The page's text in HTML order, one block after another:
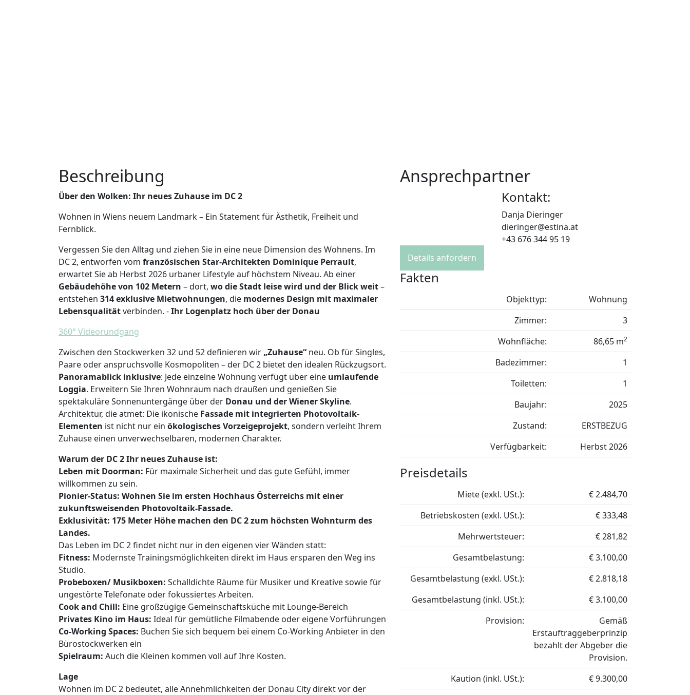
Beschreibung
Über den Wolken: Ihr neues Zuhause im DC 2
Wohnen in Wiens neuem Landmark – Ein Statement für Ästhetik, Freiheit und
Fernblick.
Vergessen Sie den Alltag und ziehen Sie in eine neue Dimension des Wohnens. Im
DC 2, entworfen vom französischen Star-Architekten Dominique Perrault,
erwartet Sie ab Herbst 2026 urbaner Lifestyle auf höchstem Niveau. Ab einer
Gebäudehöhe von 102 Metern – dort, wo die Stadt leise wird und der Blick weit–
entstehen 314 exklusive Mietwohnungen, die modernes Design mit maximaler
Lebensqualitätverbinden. -Ihr Logenplatz hoch über der Donau
360° Videorundgang
Zwischen den Stockwerken 32 und 52 definieren wir „Zuhause“ neu. Ob für Singles,
Paare oder anspruchsvolle Kosmopoliten – der DC 2 bietet den idealen Rückzugsort.
Panoramablick inklusive: Jede einzelne Wohnung verfügt über eine umlaufende
Loggia. Erweitern Sie Ihren Wohnraum nach draußen und genießen Sie
spektakuläre Sonnenuntergänge über der Donau und der Wiener Skyline.
Architektur, die atmet: Die ikonische Fassade mit integrierten Photovoltaik-
Elementen ist nicht nur ein ökologisches Vorzeigeprojekt, sondern verleiht Ihrem
Zuhause einen unverwechselbaren, modernen Charakter.
Warum der DC 2 Ihr neues Zuhause ist:
Leben mit Doorman: Für maximale Sicherheit und das gute Gefühl, immer
willkommen zu sein.
Pionier-Status: Wohnen Sie im ersten Hochhaus Österreichs mit einer
zukunftsweisenden Photovoltaik-Fassade.
Exklusivität: 175 Meter Höhe machen den DC 2 zum höchsten Wohnturm des
Landes.
Das Leben im DC 2 findet nicht nur in den eigenen vier Wänden statt:
Fitness: Modernste Trainingsmöglichkeiten direkt im Haus ersparen den Weg ins
Studio.
Probeboxen/ Musikboxen: Schalldichte Räume für Musiker und Kreative sowie für
ungestörte Telefonate oder fokussiertes Arbeiten.
Cook and Chill: Eine großzügige Gemeinschaftsküche mit Lounge-Bereich
Privates Kino im Haus: Ideal für gemütliche Filmabende oder eigene Vorführungen
Co-Working Spaces: Buchen Sie sich bequem bei einem Co-Working Anbieter in den
Bürostockwerken ein
Spielraum: Auch die Kleinen kommen voll auf Ihre Kosten.
Lage
Wohnen im DC 2 bedeutet, alle Annehmlichkeiten der Donau City direkt vor der
Ansprechpartner
Kontakt:
Danja Dieringer
dieringer@estina.at
+43 676 344 95 19
Details anfordern
Fakten
Objekttyp:
Wohnung
Zimmer:
3
Wohnfläche:
86,65 m2
Badezimmer:
1
Toiletten:
1
Baujahr:
2025
Zustand:
ERSTBEZUG
Verfügbarkeit:
Herbst 2026
Preisdetails
Miete (exkl. USt.):
€ 2.484,70
Betriebskosten (exkl. USt.):
€ 333,48
Mehrwertsteuer:
€ 281,82
Gesamtbelastung:
€ 3.100,00
Gesamtbelastung (exkl. USt.):
€ 2.818,18
Gesamtbelastung (inkl. USt.):
€ 3.100,00
Provision:
Gemäß
Erstauftraggeberprinzip
bezahlt der Abgeber die
Provision.
Kaution (inkl. USt.):
€ 9.300,00